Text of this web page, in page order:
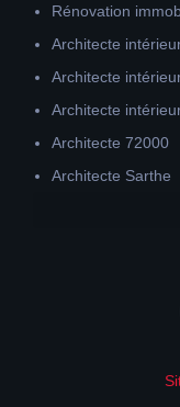
Rénovation
Architecte
Architecte
Architecte
Architecte 72000
Architecte Sarthe